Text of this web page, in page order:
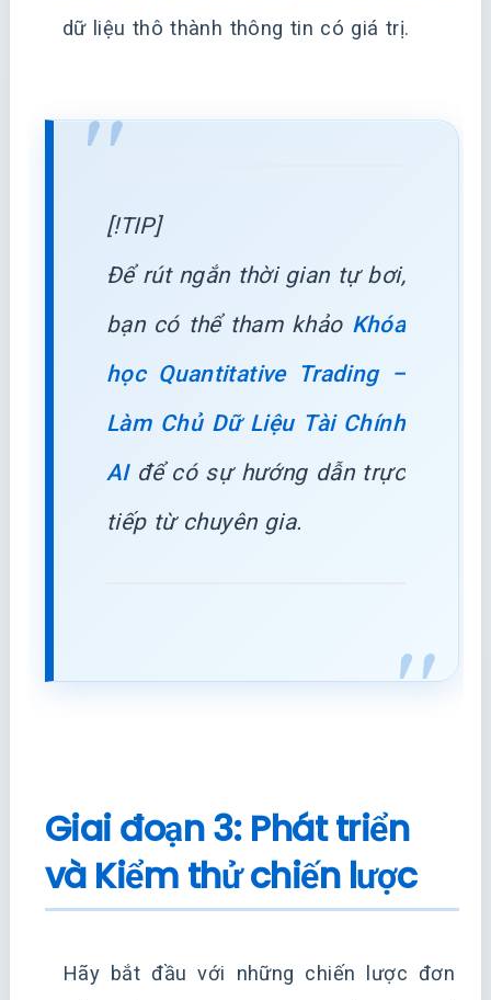
dữ liệu thô thành thông tin có giá trị.
[!TIP]
Để rút ngắn thời gian tự bơi,
bạn có thể tham khảo Khóa
học Quantitative Trading –
Làm Chủ Dữ Liệu Tài Chính
AIđể có sự hướng dẫn trực
tiếp từ chuyên gia.
Giai đoạn 3: Phát triển
và Kiểm thử chiến lược
Hãy bắt đầu với những chiến lược đơn